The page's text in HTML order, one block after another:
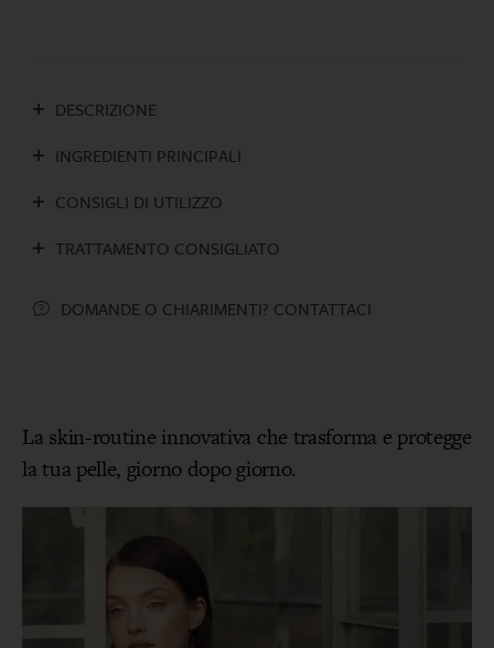
DESCRIZIONE
INGREDIENTI PRINCIPALI
CONSIGLI DI UTILIZZO
TRATTAMENTO CONSIGLIATO
DOMANDE O CHIARIMENTI? CONTATTACI
La skin-routine innovativa che trasforma e protegge
la tua pelle, giorno dopo giorno.